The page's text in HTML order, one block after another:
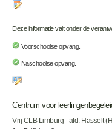
Deze informatie valt onder de
Voorschoolse opvang.
Naschoolse opvang.
Centrum voor
Vrij CLB Limburg - afd. Hasselt